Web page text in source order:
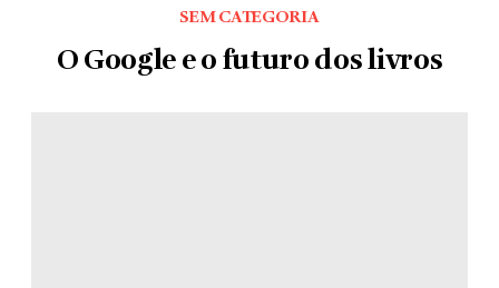
SEM CATEGORIA
O Google e o futuro dos livros